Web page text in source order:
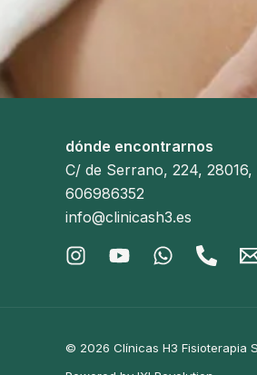
dónde encontrarnos
C/ de Serrano, 224, 28016,
606986352
info@clinicash3.es
© 2026 Clínicas H3 Fisioterapia